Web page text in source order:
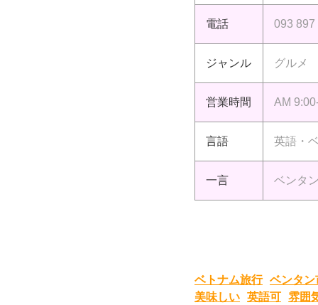
電話 093 897
ジャンル グルメ
営業時間 AM
言語 英語・
一言 ベンタ
ベトナム旅行 ベンタン
美味しい 英語可 雰囲